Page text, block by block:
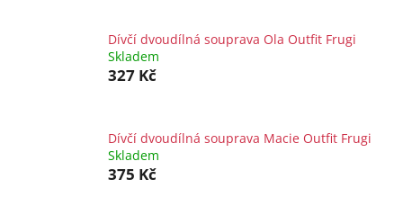
Dívčí dvoudílná souprava Ola Outfit Frugi
Skladem
327 Kč
Dívčí dvoudílná souprava Macie Outfit Frugi
Skladem
375 Kč